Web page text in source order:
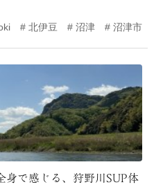
北伊豆 沼津 沼津市
身で感じる、狩野川SUP体